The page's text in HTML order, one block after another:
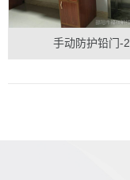
手动防护铅门-2